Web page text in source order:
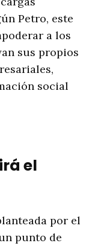
Petro, este
a los
sus propios
social
el
por el
punto de